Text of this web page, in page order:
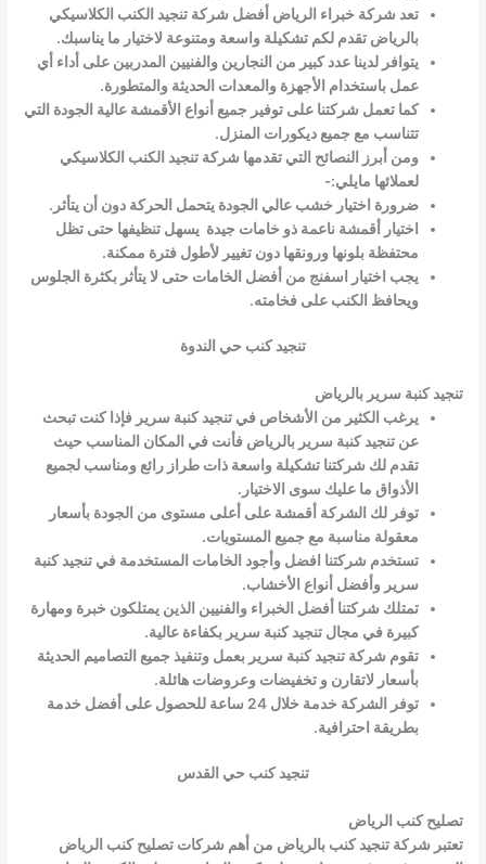
تعد شركة خبراء الرياض أفضل شركة تنجيد الكنب الكلاسيكي
بالرياض تقدم لكم تشكيلة واسعة ومتنوعة لاختيار ما يناسبك.
يتوافر لدينا عدد كبير من النجارين والفنيين المدربين على أداء أي
عمل باستخدام الأجهزة والمعدات الحديثة والمتطورة.
كما تعمل شركتنا على توفير جميع أنواع الأقمشة عالية الجودة التي
تتناسب مع جميع ديكورات المنزل.
ومن أبرز النصائح التي تقدمها شركة تنجيد الكنب الكلاسيكي
لعملائها مايلي:-
ضرورة اختيار خشب عالي الجودة يتحمل الحركة دون أن يتأثر.
اختيار أقمشة ناعمة ذو خامات جيدة يسهل تنظيفها حتى تظل
محتفظة بلونها ورونقها دون تغيير لأطول فترة ممكنة.
يجب اختيار اسفنج من أفضل الخامات حتى لا يتأثر بكثرة الجلوس
ويحافظ الكنب على فخامته.
تنجيد كنب حي الندوة
تنجيد كنبة سرير بالرياض
يرغب الكثير من الأشخاص في تنجيد كنبة سرير فإذا كنت تبحث
عن تنجيد كنبة سرير بالرياض فأنت في المكان المناسب حيث
تقدم لك شركتنا تشكيلة واسعة ذات طراز رائع ومناسب لجميع
الأذواق ما عليك سوى الاختيار.
توفر لك الشركة أقمشة على أعلى مستوى من الجودة بأسعار
معقولة مناسبة مع جميع المستويات.
تستخدم شركتنا افضل وأجود الخامات المستخدمة في تنجيد كنبة
سرير وأفضل أنواع الأخشاب.
تمتلك شركتنا أفضل الخبراء والفنيين الذين يمتلكون خبرة ومهارة
كبيرة في مجال تنجيد كنبة سرير بكفاءة عالية.
تقوم شركة تنجيد كنبة سرير بعمل وتنفيذ جميع التصاميم الحديثة
بأسعار لاتقارن و تخفيضات وعروضات هائلة.
توفر الشركة خدمة خلال 24 ساعة للحصول على أفضل خدمة
بطريقة احترافية.
تنجيد كنب حي القدس
تصليح كنب الرياض
تعتبر شركة تنجيد كنب بالرياض من أهم شركات تصليح كنب الرياض